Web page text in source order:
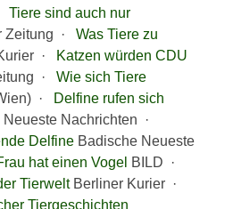
Tiere sind auch nur
Zeitung ·
Was Tiere zu
·
Katzen würden CDU
·
Wie sich Tiere
·
Delfine rufen sich
Neueste Nachrichten ·
DelfineBadische Neueste
hat einen Vogel BILD ·
TierweltBerliner Kurier ·
Tiergeschichten